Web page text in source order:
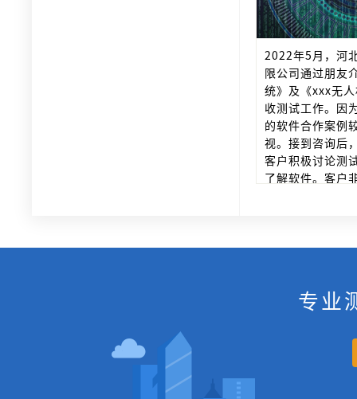
2022年5月，河
限公司通过朋友
统》及《xxx无
收测试工作。因
的软件合作案例
视。接到咨询后
客户积极讨论测
了解软件。客户
专业